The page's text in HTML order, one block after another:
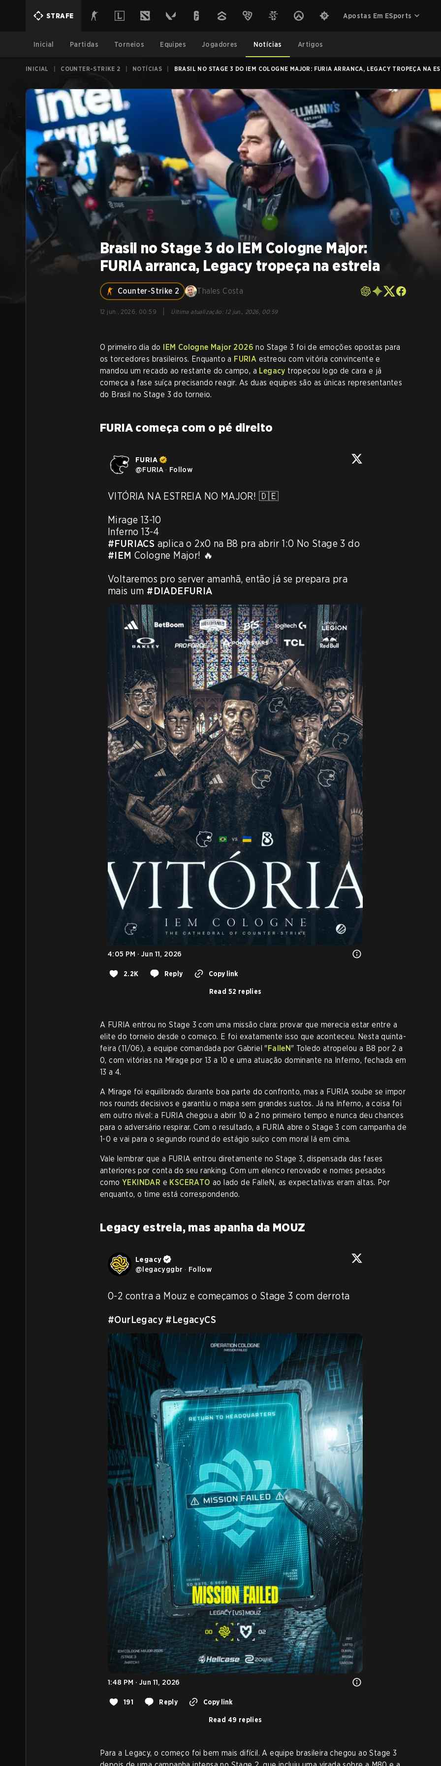
STRAFE Apostas Em ESports
Inicial Partidas Torneios Equipes Jogadores Notícias Artigos
INICIAL COUNTER-STRIKE 2 NOTÍCIAS BRASIL NO STAGE 3 DO IEM COLOGNE MAJOR: FURIA ARRANCA, LEGACY TROPEÇA NA
Brasil no Stage 3 do IEM Cologne Major:
FURIA arranca, Legacy tropeça na estreia
Counter-Strike 2 Thales Costa
12 jun., 2026, 00:59 Última atualização: 12 jun., 2026, 00:59
O primeiro dia do IEM Cologne Major 2026 no Stage 3 foi de emoções opostas para
os torcedores brasileiros. Enquanto a FURIA estreou com vitória convincente e
mandou um recado ao restante do campo, a Legacy tropeçou logo de cara e já
começa a fase suíça precisando reagir. As duas equipes são as únicas representantes
do Brasil no Stage 3 do torneio.
FURIA começa com o pé direito
FURIA
@FURIA · Follow
VITÓRIA NA ESTREIA NO MAJOR! 🇩🇪
Mirage 13-10
#FURIACS
#IEM Cologne Major! 🔥
Voltaremos pro server amanhã, então já se prepara pra
mais um #DIADEFURIA
4:05 PM · Jun 11, 2026
2.2K Reply Copy link
Read 52 replies
A FURIA entrou no Stage 3 com uma missão clara: provar que merecia estar entre a
elite do torneio desde o começo. E foi exatamente isso que aconteceu. Nesta quinta-
feira (11/06), a equipe comandada por Gabriel "FalleN" Toledo atropelou a B8 por 2 a
0, com vitórias na Mirage por 13 a 10 e uma atuação dominante na Inferno, fechada em
13 a 4.
A Mirage foi equilibrado durante boa parte do confronto, mas a FURIA soube se impor
nos rounds decisivos e garantiu o mapa sem grandes sustos. Já na Inferno, a coisa foi
em outro nível: a FURIA chegou a abrir 10 a 2 no primeiro tempo e nunca deu chances
para o adversário respirar. Com o resultado, a FURIA abre o Stage 3 com campanha de
1-0 e vai para o segundo round do estágio suíço com moral lá em cima.
Vale lembrar que a FURIA entrou diretamente no Stage 3, dispensada das fases
anteriores por conta do seu ranking. Com um elenco renovado e nomes pesados
como YEKINDAR e KSCERATO ao lado de FalleN, as expectativas eram altas. Por
enquanto, o time está correspondendo.
Legacy estreia, mas apanha da MOUZ
Legacy
@legacyggbr · Follow
0-2 contra a Mouz e começamos o Stage 3 com derrota
#OurLegacy #LegacyCS
1:48 PM · Jun 11, 2026
191 Reply Copy link
Read 49 replies
Para a Legacy, o começo foi bem mais difícil. A equipe brasileira chegou ao Stage 3